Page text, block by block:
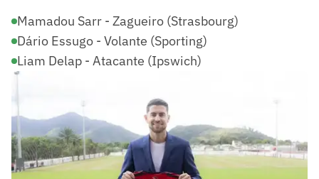
Mamadou Sarr - Zagueiro (Strasbourg)
Dário Essugo - Volante (Sporting)
Liam Delap - Atacante (Ipswich)